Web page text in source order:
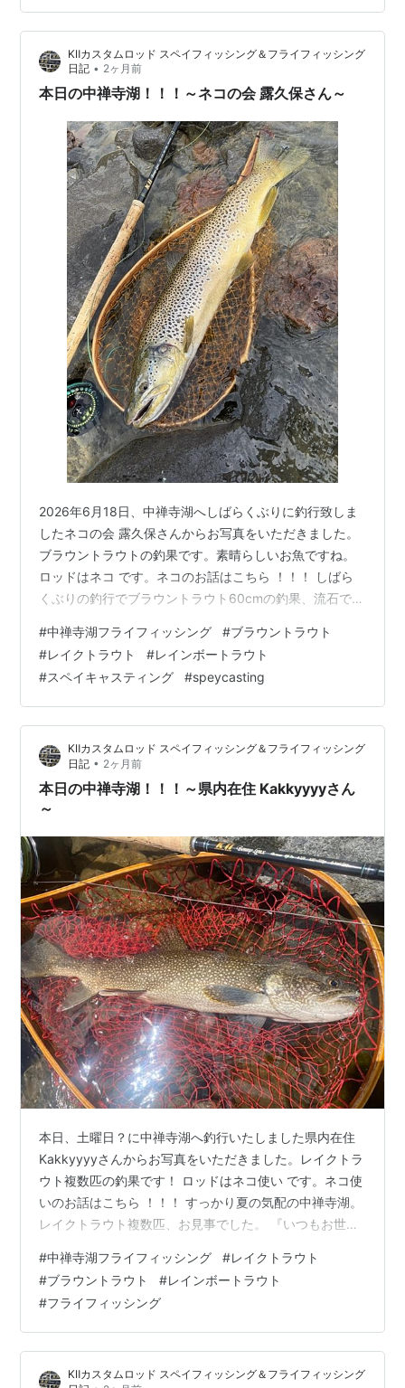
り水温上昇に伴い､良型レイクは深場へ移動した感じで
す。そろそろ夏の釣りにシフトチェンジですね。また頑
張ります。』とのことです。…
KⅡカスタムロッド スペイフィッシング＆フライフィッシング
日記 • 2ヶ月前
本日の中禅寺湖！！！～ネコの会 露久保さん～
2026年6月18日、中禅寺湖へしばらくぶりに釣行致しま
したネコの会 露久保さんからお写真をいただきました。
ブラウントラウトの釣果です。素晴らしいお魚ですね。
ロッドはネコ です。ネコのお話はこちら ！！！ しばら
くぶりの釣行でブラウントラウト60cmの釣果、流石でご
厳しい状況の中でしたが60オーバーのブラウンをゲット
できました、思えば川上さんからキャス練講習を受けて
から約10年経ちました、まだまだ満足いくキャストはで
きませんがネコが自分にはあっているようで何度もネコ
に助けられました、これからもネコと一緒に中禅寺湖に
挑戦したいと思います、あり…
#中禅寺湖フライフィッシング #ブラウントラウト
#レイクトラウト #レインボートラウト
#スペイキャスティング #speycasting
KⅡカスタムロッド スペイフィッシング＆フライフィッシング
日記 • 2ヶ月前
本日の中禅寺湖！！！～県内在住 Kakkyyyyさん
～
本日、土曜日？に中禅寺湖へ釣行いたしました県内在住
Kakkyyyyさんからお写真をいただきました。レイクトラ
ウト複数匹の釣果です！ ロッドはネコ使い です。ネコ使
いのお話はこちら ！！！ すっかり夏の気配の中禅寺湖。
レイクトラウト複数匹、お見事でした。 『いつもお世話
させていただきます。結果はレイクトラウト2匹でした。
朝の水温も高めで若干濁りもあり､厳しい感じでしたが、
運も見方に付け､良型レイクと遊ぶことができました。引
っ張りもいよいよ終盤となり､ますます厳しい状況になり
ますが、また頑張ります。』とのことです。 梅雨寒の状
況かと思いますが水温…
#中禅寺湖フライフィッシング #レイクトラウト
#ブラウントラウト #レインボートラウト
#フライフィッシング
KⅡカスタムロッド スペイフィッシング＆フライフィッシング